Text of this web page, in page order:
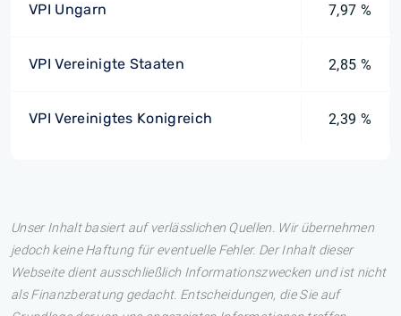
VPI Ungarn 7,97 %
VPI Vereinigte Staaten 2,85 %
VPI Vereinigtes Konigreich 2,39 %
Unser Inhalt basiert auf verlässlichen Quellen. Wir übernehmen
jedoch keine Haftung für eventuelle Fehler. Der Inhalt dieser
Webseite dient ausschließlich Informationszwecken und ist nicht
als Finanzberatung gedacht. Entscheidungen, die Sie auf